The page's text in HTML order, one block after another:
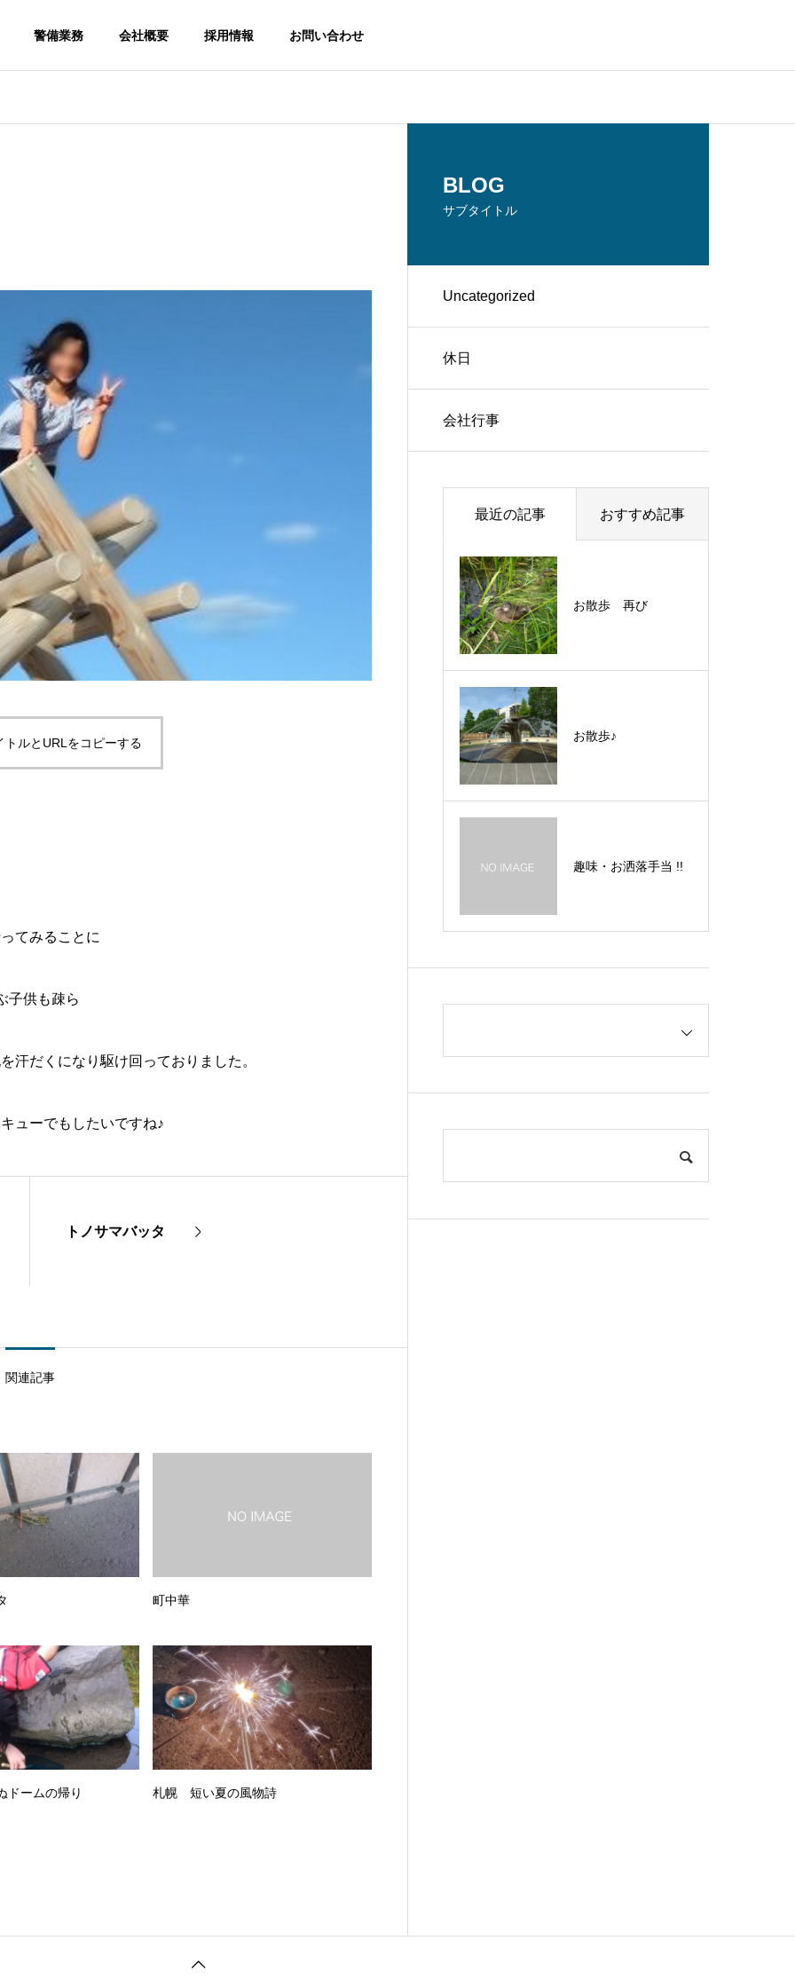
警備業務 会社概要 採用情報 お問い合わせ
トルとURLをコピーする
てみることに
子供も疎ら
汗だくになり駆け回っておりました。
ューでもしたいですね♪
トノサマバッタ
関連記事
町中華
ドームの帰り 札幌 短い夏の風物詩
BLOG
サブタイトル
Uncategorized
休日
会社行事
最近の記事 おすすめ記事
お散歩 再び
お散歩♪
趣味・お洒落手当 !!
暑い中お疲れ様です
日、辞令交付式を執